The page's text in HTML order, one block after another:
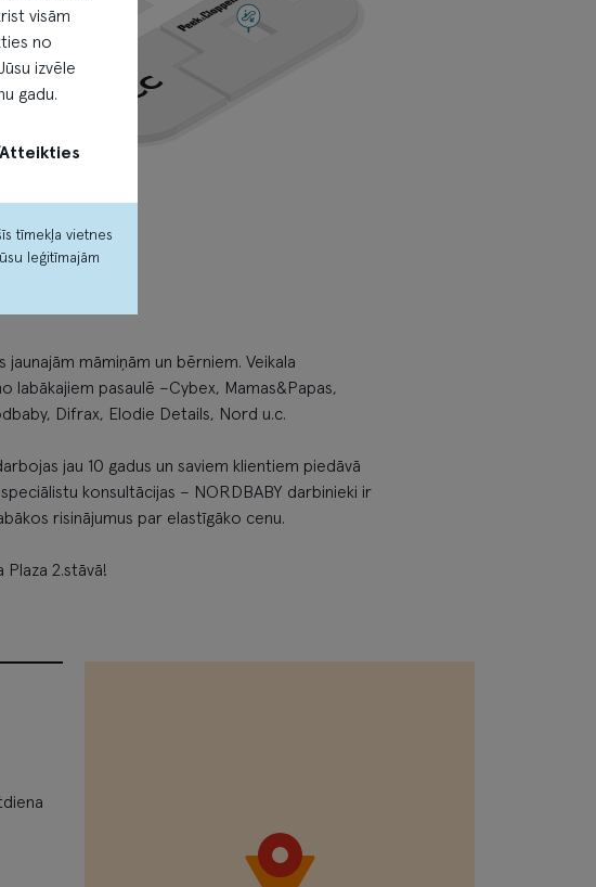
jaunajām māmiņām un bērniem. Veikala
pasaulē –Cybex, Mamas&Papas,
Difrax, Elodie Details, Nord u.c.
jau 10 gadus un saviem klientiem piedāvā
konsultācijas – NORDBABY darbinieki ir
risinājumus par elastīgāko cenu.
Plaza 2.stāvā!
visām
no
izvēle
gadu.
tīmekļa vietnes
leģitīmajām